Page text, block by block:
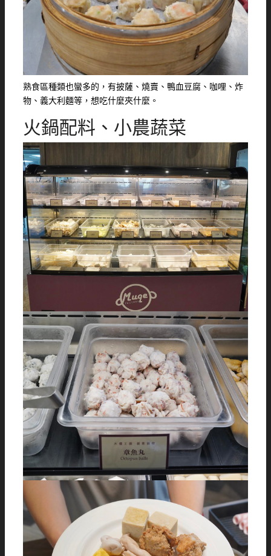
熟食區種類也蠻多的，有披薩、燒賣、鴨血豆腐、咖哩、炸
物、義大利麵等，想吃什麼夾什麼。
火鍋配料、小農蔬菜